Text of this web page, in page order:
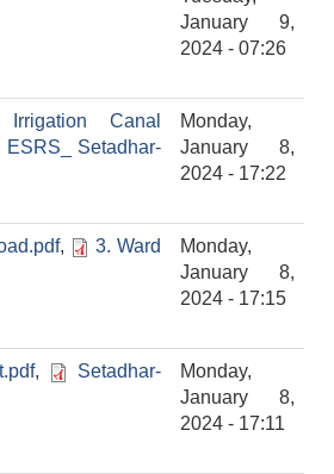
January 9,
2024 - 07:26
Irrigation Canal
ESRS_ Setadhar-
Monday,
January 8,
2024 - 17:22
,
3. Ward
Monday,
January 8,
2024 - 17:15
,
Setadhar-
Monday,
January 8,
2024 - 17:11